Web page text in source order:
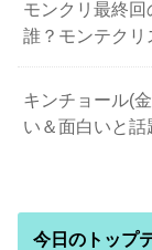
モンクリ最終
誰？モンテクリ
キンチョール(
い＆面白いと話
今日のトップ